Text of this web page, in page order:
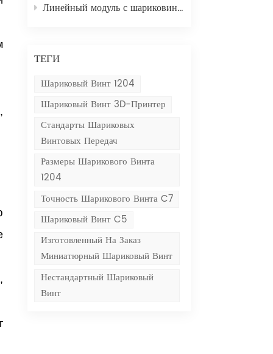
Линейный модуль с шариковинтовой передачей SFU1610: идеальное решение для линейного перемещения в станках с ЧПУ и 3D-печати.
ТЕГИ
Шариковый Винт 1204
Шариковый Винт 3D-Принтер
Стандарты Шариковых
Винтовых Передач
Размеры Шарикового Винта
1204
Точность Шарикового Винта C7
Шариковый Винт C5
Изготовленный На Заказ
Миниатюрный Шариковый Винт
Нестандартный Шариковый
Винт